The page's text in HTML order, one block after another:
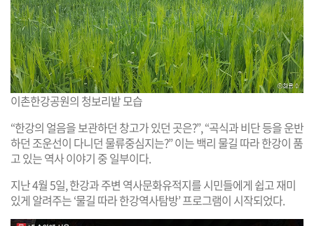
이촌한강공원의 청보리밭 모습
“한강의 얼음을 보관하던 창고가 있던 곳은?”, “곡식과 비단 등을 운반
하던 조운선이 다니던 물류중심지는?” 이는 백리 물길 따라 한강이 품
고 있는 역사 이야기 중 일부이다.
지난 4월 5일, 한강과 주변 역사문화유적지를 시민들에게 쉽고 재미
있게 알려주는 ‘물길 따라 한강역사탐방’ 프로그램이 시작되었다.